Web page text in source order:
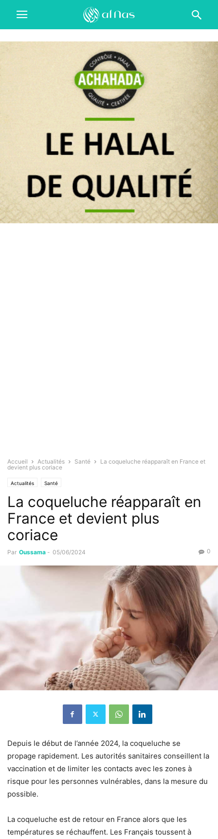
Accueil Actualités Santé
La coqueluche réapparaît en France et
devient plus coriace
Actualités Santé
La coqueluche réapparaît en
France et devient plus
coriace
Par Oussama - 05/06/2024 0
Depuis le début de l’année 2024, la coqueluche se
propage rapidement. Les autorités sanitaires conseillent la
vaccination et de limiter les contacts avec les zones à
risque pour les personnes vulnérables, dans la mesure du
possible.
La coqueluche est de retour en France alors que les
températures se réchauffent. Les Français toussent à